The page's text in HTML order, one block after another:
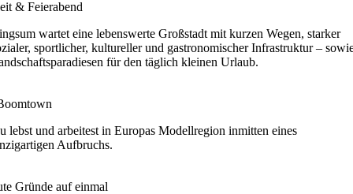
& Feierabend
wartet eine lebenswerte Großstadt mit kurzen Wegen, starker
sportlicher, kultureller und gastronomischer Infrastruktur –
für den täglich kleinen Urlaub.
lebst und arbeitest in Europas Modellregion inmitten eines
Aufbruchs.
Gründe auf einmal